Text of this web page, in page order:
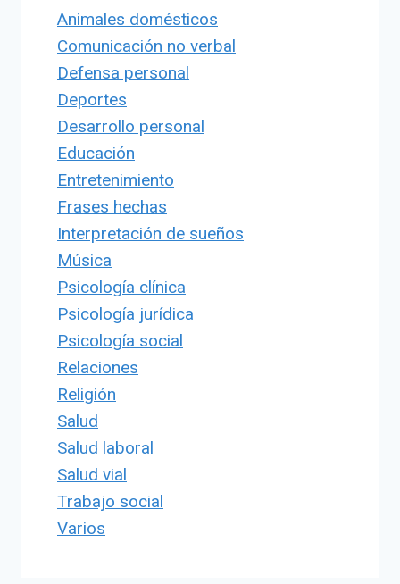
Animales domésticos
Comunicación no verbal
Defensa personal
Deportes
Desarrollo personal
Educación
Entretenimiento
Frases hechas
Interpretación de sueños
Música
Psicología clínica
Psicología jurídica
Psicología social
Relaciones
Religión
Salud
Salud laboral
Salud vial
Trabajo social
Varios